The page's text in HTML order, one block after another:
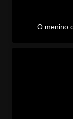
O menino